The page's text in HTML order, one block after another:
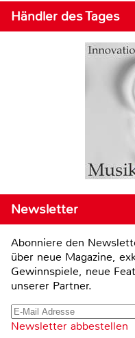
Händler des Tages
Newsletter
Abonniere den
über neue Magazine,
Gewinnspiele, neue
unserer Partner.
Newsletter abbestellen